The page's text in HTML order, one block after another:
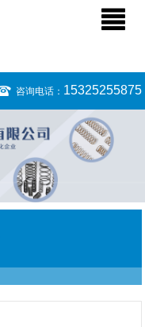
咨询电话： 15325255875